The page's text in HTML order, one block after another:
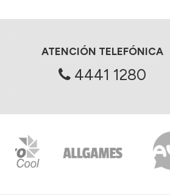
ATENCIÓN TELEFÓNICA
4441 1280